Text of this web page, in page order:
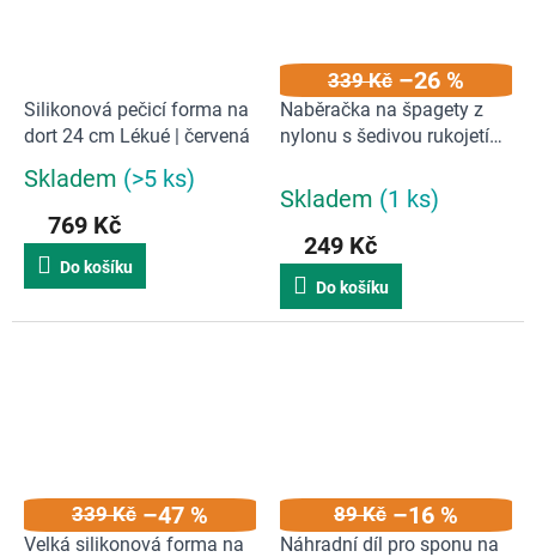
Silikonová pečicí forma na
dort 24 cm Lékué | červená
Průměrné
produktu
5,0
5
Skladem (>5 ks)
769 Kč
Do košíku
339 Kč –26 %
Naběračka na špagety z
nylonu s šedivou rukojetí
Skladem (1 ks)
249 Kč
Do košíku
339 Kč –47 %
Velká silikonová forma na
89 Kč –16 %
Náhradní díl pro sponu na